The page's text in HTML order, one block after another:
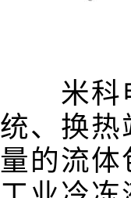
米科电
统、换热
量的流